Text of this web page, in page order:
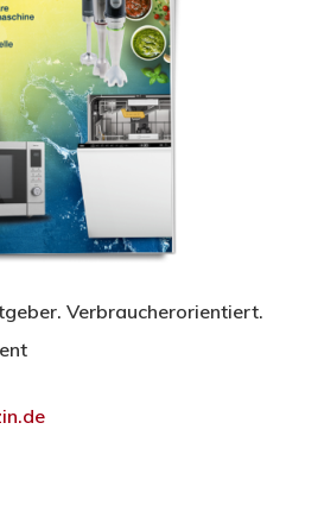
Verbraucherorientiert.